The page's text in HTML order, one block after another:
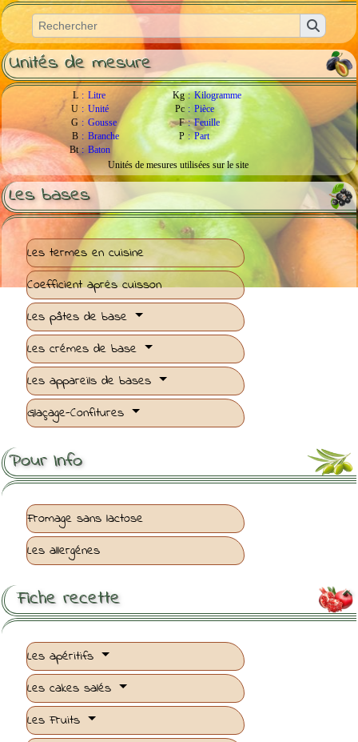
Unités de mesure
L : Litre Kg : Kilogramme
U : Unité Pc : Pièce
G : Gousse F : Feuille
B : Branche P : Part
Bt : Baton
Unités de mesures utilisées sur le site
Les bases
Les termes en cuisine
Coefficient après cuisson
Les pâtes de base
Les crémes de base
Les appareils de bases
Glaçage-Confitures
Pour Info
Fromage sans lactose
Les allergénes

Fiche recette
Les apéritifs
Les cakes salés
Les Fruits